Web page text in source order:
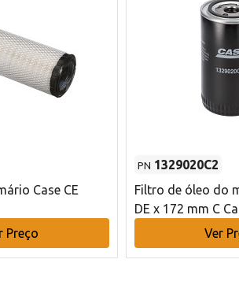
Case CE
Preço
PN 1329020C2
Filtro de óleo do
DE x 172 mm C
Ver